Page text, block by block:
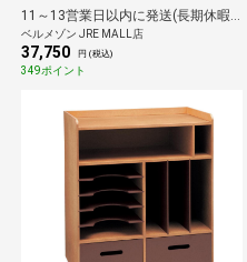
11～13営業日以内に発送(長期休暇除く)
ベルメゾン JRE MALL店
37,750 円 (税込)
349ポイント